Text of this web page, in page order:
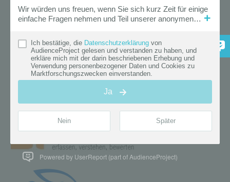
Powered by UserReport (part of AudienceProject)